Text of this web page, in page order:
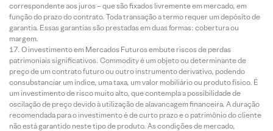
correspondente aos juros – que são fixados livremente em mercado, em
função do prazo do contrato. Toda transação a termo requer um depósito de
garantia. Essas garantias são prestadas em duas formas: cobertura ou
margem.
O investimento em Mercados Futuros embute riscos de perdas
patrimoniais significativos. Commodity é um objeto ou determinante de
preço de um contrato futuro ou outro instrumento derivativo, podendo
consubstanciar um índice, uma taxa, um valor mobiliário ou produto físico. É
um investimento de risco muito alto, que contempla a possibilidade de
oscilação de preço devido à utilização de alavancagem financeira. A duração
recomendada para o investimento é de curto prazo e o patrimônio do cliente
não está garantido neste tipo de produto. As condições de mercado,